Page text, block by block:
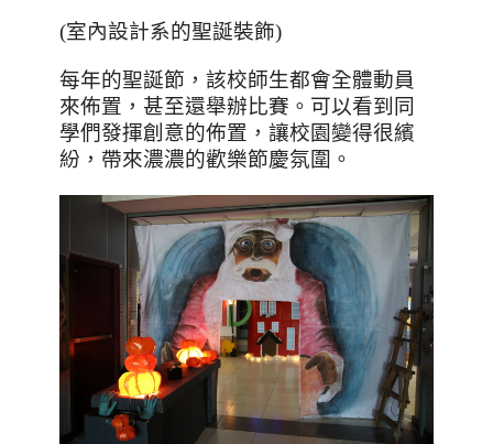
(室內設計系的聖誕裝飾)
每年的聖誕節，該校師生都會全體動員
來佈置，甚至還舉辦比賽。可以看到同
學們發揮創意的佈置，讓校園變得很繽
紛，帶來濃濃的歡樂節慶氛圍。